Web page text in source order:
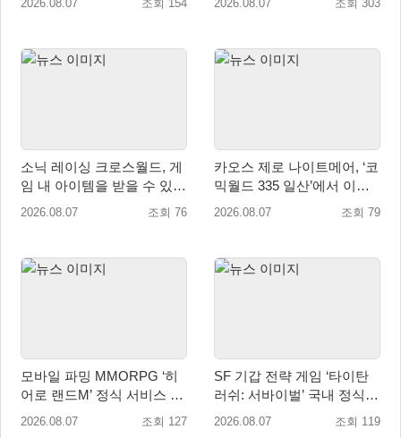
2026.08.07 조회 154 2026.08.07 조회 303
소닉 레이싱 크로스월드, 게
임 내 아이템을 받을 수 있는
‘레전드 대회 라운드 7’ 개최!
2026.08.07 조회 76
카오스 제로 나이트메어, ‘코
믹월드 335 일산’에서 이용
자 소통 예고
2026.08.07 조회 79
모바일 파밍 MMORPG ‘히
어로 랜드M’ 정식 서비스 돌
입
2026.08.07 조회 127
SF 기갑 전략 게임 ‘타이탄
러쉬: 서바이벌’ 국내 정식
출시
2026.08.07 조회 119